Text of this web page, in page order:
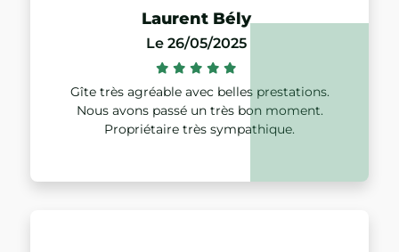
Laurent Bély
Le 26/05/2025
Gîte très agréable avec belles prestations.
Nous avons passé un très bon moment.
Propriétaire très sympathique.